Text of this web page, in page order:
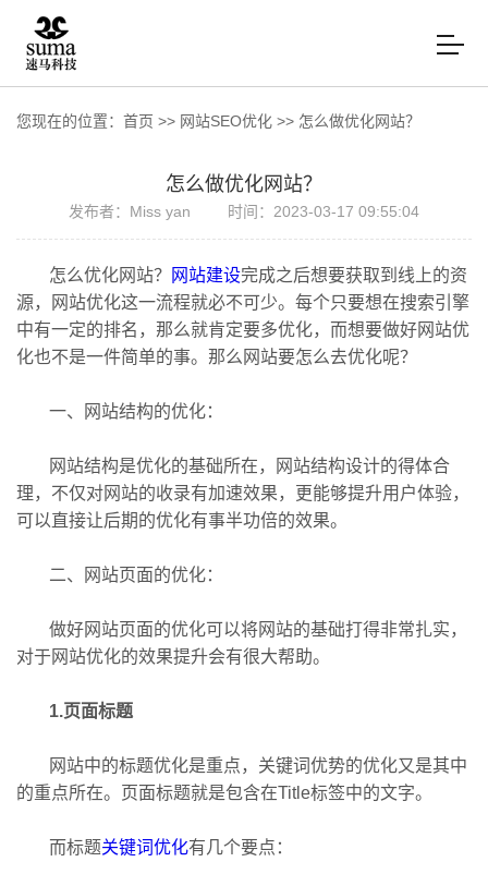
您现在的位置： 首页 >> 网站SEO优化 >> 怎么做优化网站？
怎么做优化网站？
发布者：Miss yan 时间：2023-03-17 09:55:04
怎么优化网站？ 网站建设完成之后想要获取到线上的资
源，网站优化这一流程就必不可少。每个只要想在搜索引擎
中有一定的排名，那么就肯定要多优化，而想要做好网站优
化也不是一件简单的事。那么网站要怎么去优化呢？
一、网站结构的优化：
网站结构是优化的基础所在，网站结构设计的得体合
理，不仅对网站的收录有加速效果，更能够提升用户体验，
可以直接让后期的优化有事半功倍的效果。
二、网站页面的优化：
做好网站页面的优化可以将网站的基础打得非常扎实，
对于网站优化的效果提升会有很大帮助。
1.页面标题
网站中的标题优化是重点，关键词优势的优化又是其中
的重点所在。页面标题就是包含在Title标签中的文字。
而标题关键词优化有几个要点：